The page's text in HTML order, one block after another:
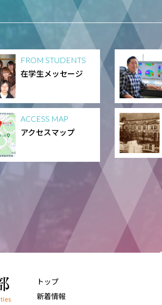
FROM STUDENTS
在学生メッセージ
ACCESS MAP
アクセスマップ
トップ
新着情報